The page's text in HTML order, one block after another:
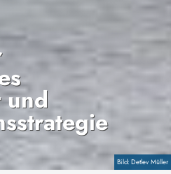
CopyrightDetlev Müller
und